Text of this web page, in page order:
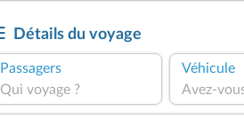
Détails du voyage
Passagers
Qui voyage ?
Véhicule
Avez-